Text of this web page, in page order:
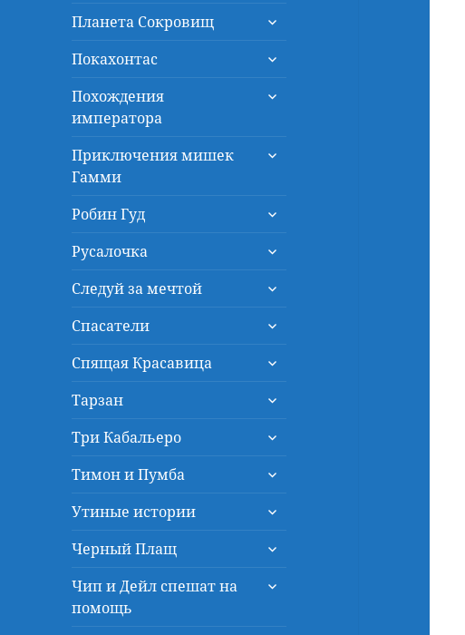
меню
Планета Сокровищ
раскрыть
меню
Покахонтас
раскрыть
меню
Похождения
императора
раскрыть
Приключения мишек
Гамми
раскрыть
Робин Гуд
раскрыть
меню
Русалочка
раскрыть
меню
Следуй за мечтой
раскрыть
меню
Спасатели
раскрыть
меню
Спящая Красавица
раскрыть
меню
Тарзан
раскрыть
меню
Три Кабальеро
раскрыть
меню
Тимон и Пумба
раскрыть
меню
Утиные истории
раскрыть
меню
Черный Плащ
раскрыть
меню
Чип и Дейл спешат на
помощь
раскрыть